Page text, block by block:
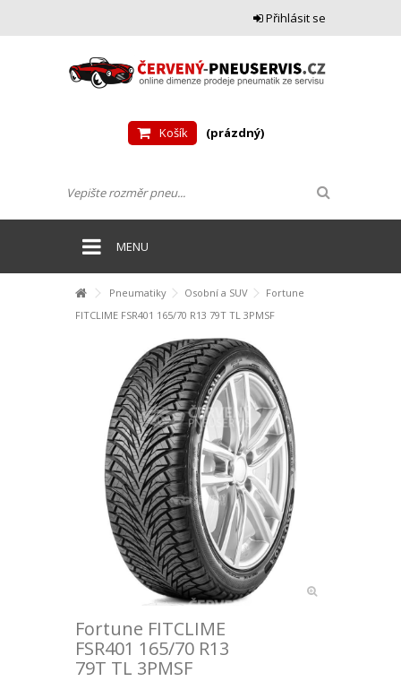
Přihlásit se
Košík (prázdný)
MENU
Pneumatiky Osobní a SUV
Fortune
FITCLIME FSR401 165/70 R13 79T TL 3PMSF
Fortune FITCLIME
FSR401 165/70 R13
79T TL 3PMSF